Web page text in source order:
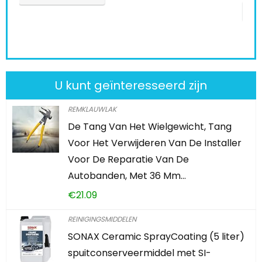
U kunt geïnteresseerd zijn
REMKLAUWLAK
De Tang Van Het Wielgewicht, Tang
Voor Het Verwijderen Van De Installer
Voor De Reparatie Van De
Autobanden, Met 36 Mm…
€21.09
REINIGINGSMIDDELEN
SONAX Ceramic SprayCoating (5 liter)
spuitconserveermiddel met SI-